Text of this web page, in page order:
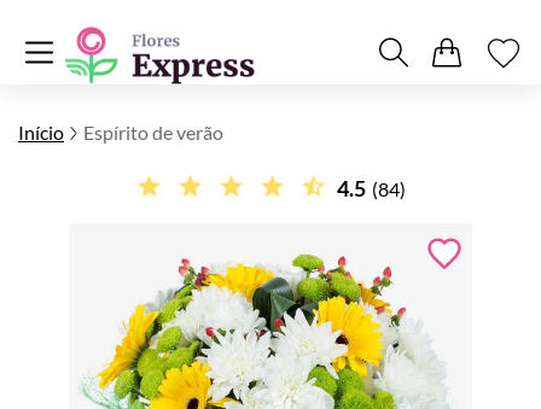
Início Espírito de verão
4.5 (84)